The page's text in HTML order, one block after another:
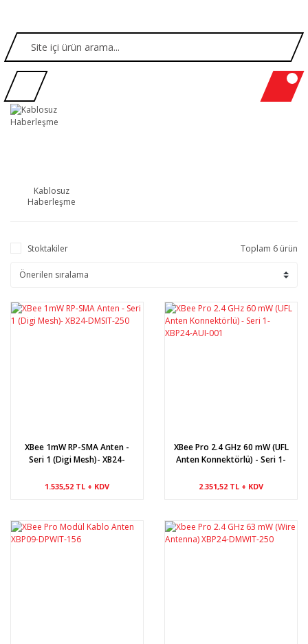
Kablosuz
Haberleşme
Stoktakiler Toplam 6 ürün
XBee 1mW RP-SMA Anten -
Seri 1 (Digi Mesh)- XB24-
1.535,52 TL + KDV
XBee Pro 2.4 GHz 60 mW (UFL
Anten Konnektörlü) - Seri 1-
2.351,52 TL + KDV